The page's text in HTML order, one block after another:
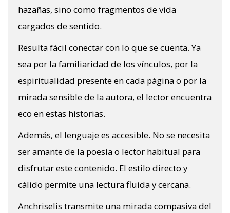
hazañas, sino como fragmentos de vida
cargados de sentido.
Resulta fácil conectar con lo que se cuenta. Ya
sea por la familiaridad de los vínculos, por la
espiritualidad presente en cada página o por la
mirada sensible de la autora, el lector encuentra
eco en estas historias.
Además, el lenguaje es accesible. No se necesita
ser amante de la poesía o lector habitual para
disfrutar este contenido. El estilo directo y
cálido permite una lectura fluida y cercana.
Anchriselis transmite una mirada compasiva del